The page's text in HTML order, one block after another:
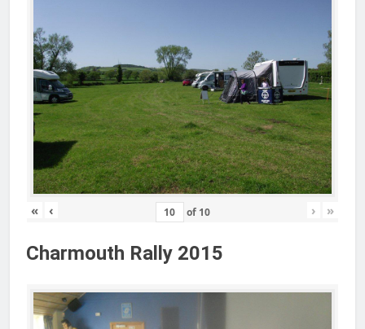
« ‹ of 10 › »
Charmouth Rally 2015